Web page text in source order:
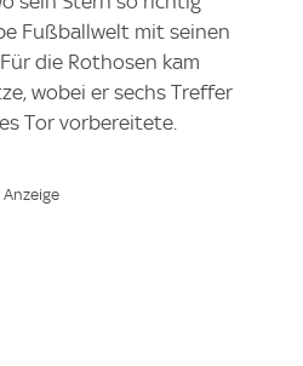
Fußballwelt mit seinen
die Rothosen kam
wobei er sechs Treffer
Tor vorbereitete.